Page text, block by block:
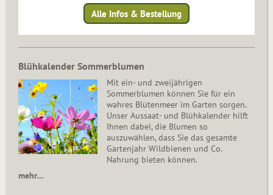
Alle Infos & Bestellung
Blühkalender Sommerblumen
Mit ein- und zweijährigen
Sommerblumen können Sie für ein
wahres Blütenmeer im Garten sorgen.
Unser Aussaat- und Blühkalender hilft
Ihnen dabei, die Blumen so
auszuwählen, dass Sie das gesamte
Gartenjahr Wildbienen und Co.
Nahrung bieten können.
mehr…